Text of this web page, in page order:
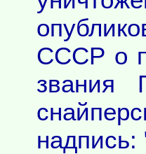
СССР о
звания